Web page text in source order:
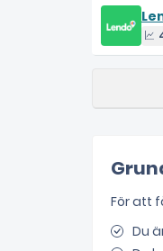
För att
Du